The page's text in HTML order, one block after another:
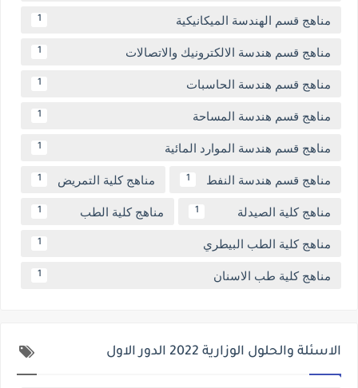
مناهج قسم الهندسة الميكانيكية 1
مناهج قسم هندسة الالكترونيك والاتصالات 1
مناهج قسم هندسة الحاسبات 1
مناهج قسم هندسة المساحة 1
مناهج قسم هندسة الموارد المائية 1
مناهج قسم هندسة النفط 1 مناهج كلية التمريض 1
مناهج كلية الصيدلة 1 مناهج كلية الطب 1
مناهج كلية الطب البيطري 1
مناهج كلية طب الاسنان 1
الاسئلة والحلول الوزارية 2022 الدور الاول